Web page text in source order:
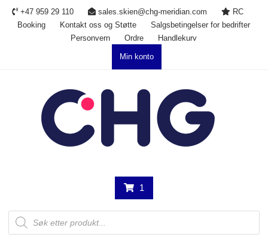
Skip
+47 959 29 110 sales.skien@chg-meridian.com
RC
Booking
Kontakt oss og Støtte
Salgsbetingelser for bedrifter
Personvern
Ordre Handlekurv
Min konto
1
Products
search